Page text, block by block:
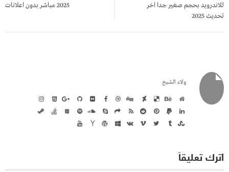
للاندرويد بحجم صغير جدا اخر
تحديث 2025
2025 مباشر بدون اعلانات
ولاء الشيخ
اترك تعليقاً